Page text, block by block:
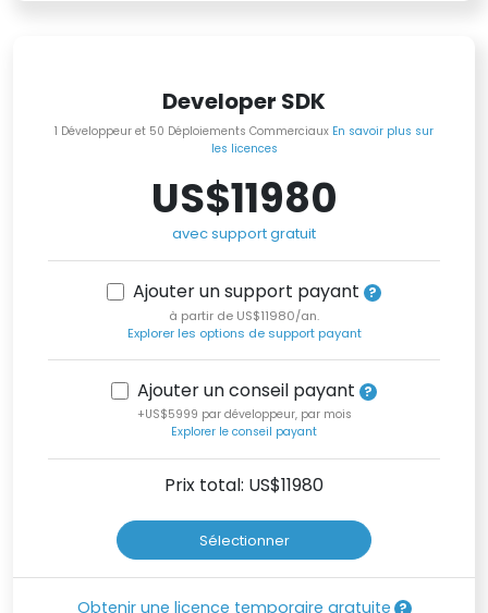
Developer SDK
1 Développeur et 50 Déploiements Commerciaux En savoir plus sur
les licences
US$11980
avec support gratuit
Ajouter un support payant
à partir de US$11980/an.
Explorer les options de support payant
Ajouter un conseil payant
+US$5999 par développeur, par mois
Explorer le conseil payant
Prix total: US$11980
Sélectionner
Obtenir une licence temporaire gratuite